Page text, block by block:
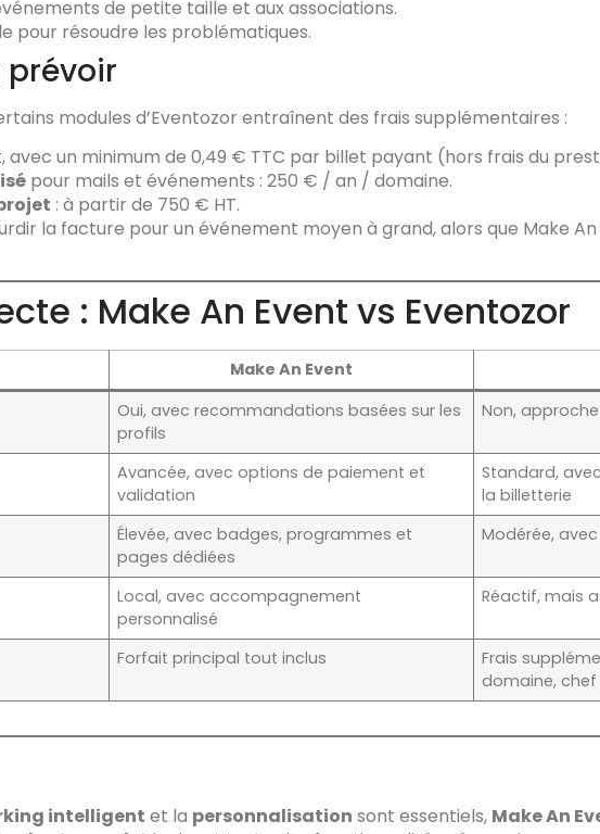
de petite taille et aux associations.
pour résoudre les problématiques.
prévoir
modules d’Eventozor entraînent des frais supplémentaires :
avec un minimum de 0,49 € TTC par billet payant (hors frais du
pour mails et événements : 250 € / an / domaine.
: à partir de 750 € HT.
la facture pour un événement moyen à grand, alors que Make
: Make An Event vs Eventozor
Make An Event
Oui, avec recommandations basées sur les
profils
Non,
Avancée, avec options de paiement et
validation
Standard,
la billetterie
Élevée, avec badges, programmes et
pages dédiées
Modérée,
Local, avec accompagnement
personnalisé
Réactif, mais
Forfait principal tout inclus
Frais
domaine,
intelligent et la personnalisation sont essentiels, Make An